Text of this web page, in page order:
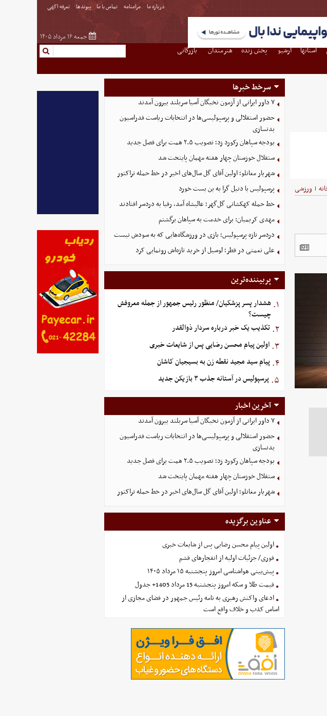
درباره ما مرامنامه تماس با ما پیوندها تعرفه اگهی
جمعه ۱۶ مرداد ۱۴۰۵
استانها آرشیو پخش زنده هنرمندان
بازرگانی
| ورزشی
سرخط خبرها
۷ داور ایرانی از آزمون نخبگان آسیا سربلند بیرون آمدند
حضور استقلالی و پرسپولیسی‌ها در انتخابات ریاست فدراسیون
بدنسازی
بودجه سپاهان رکورد زد؛ تصویب ۲.۵ همت برای فصل جدید
ستقلال خوزستان چهار هفته مهمان پایتخت شد
شهریار مغانلو؛ اولین آقای گل سال‌های اخیر در خط حمله تراکتور
پرسپولیس با دنیل گرا به بن بست خورد
خط حمله کهکشانی گل‌گهر؛ عالیشاه آمد، رقبا به دردسر افتادند
مهدی کریمیان: برای خدمت به سپاهان برگشتم
دردسر تازه پرسپولیس؛ بازی در ورزشگاه‌هایی که به سودش نیست
علی نعمتی در قطر؛ لوسیل از خرید تازه‌اش رونمایی کرد
پربیننده‌ترین
۱. هشدار پسر پزشکیان/ منظور رئیس جمهور از جمله معروفش
چیست؟
۲. تکذیب یک خبر درباره سردار ذوالقدر
۳. اولین پیام محسن رضایی پس از شایعات خبری
۴. پیام سید مجید نقطه زن به بسیجیان کاشان
۵. پرسپولیس در آستانه جذب ۳ بازیکن جدید
آخرین اخبار
۷ داور ایرانی از آزمون نخبگان آسیا سربلند بیرون آمدند
حضور استقلالی و پرسپولیسی‌ها در انتخابات ریاست فدراسیون
بدنسازی
بودجه سپاهان رکورد زد؛ تصویب ۲.۵ همت برای فصل جدید
ستقلال خوزستان چهار هفته مهمان پایتخت شد
شهریار مغانلو؛ اولین آقای گل سال‌های اخیر در خط حمله تراکتور
عناوین برگزیده
اولین پیام محسن رضایی پس از شایعات خبری
فوری/ جزئیات اولیه از انفجارهای قشم
پیش‌بینی هواشناسی امروز پنجشنبه ۱۵ مرداد ۱۴۰۵
قیمت طلا و سکه امروز پنجشنبه 15 مرداد 1405+ جدول
ادعای واکنش رهبری به نامه رئیس جمهور در فضای مجازی از
اساس کذب و خلاف واقع است